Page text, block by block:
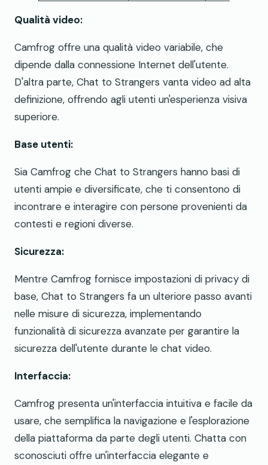
Qualità video:
Camfrog offre una qualità video variabile, che
dipende dalla connessione Internet dell'utente.
D'altra parte, Chat to Strangers vanta video ad alta
definizione, offrendo agli utenti un'esperienza visiva
superiore.
Base utenti:
Sia Camfrog che Chat to Strangers hanno basi di
utenti ampie e diversificate, che ti consentono di
incontrare e interagire con persone provenienti da
contesti e regioni diverse.
Sicurezza:
Mentre Camfrog fornisce impostazioni di privacy di
base, Chat to Strangers fa un ulteriore passo avanti
nelle misure di sicurezza, implementando
funzionalità di sicurezza avanzate per garantire la
sicurezza dell'utente durante le chat video.
Interfaccia:
Camfrog presenta un'interfaccia intuitiva e facile da
usare, che semplifica la navigazione e l'esplorazione
della piattaforma da parte degli utenti. Chatta con
sconosciuti offre un'interfaccia elegante e